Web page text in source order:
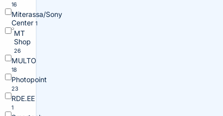
16
Miterassa/Sony
Center 1
MT
Shop
26
MULTO
18
Photopoint
23
RDE.EE
1